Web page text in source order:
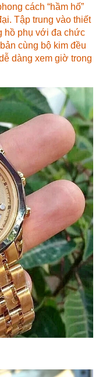
cách “hầm hố”
Tập trung vào thiết
hồ phụ với đa chức
cùng bộ kim đều
dàng xem giờ trong